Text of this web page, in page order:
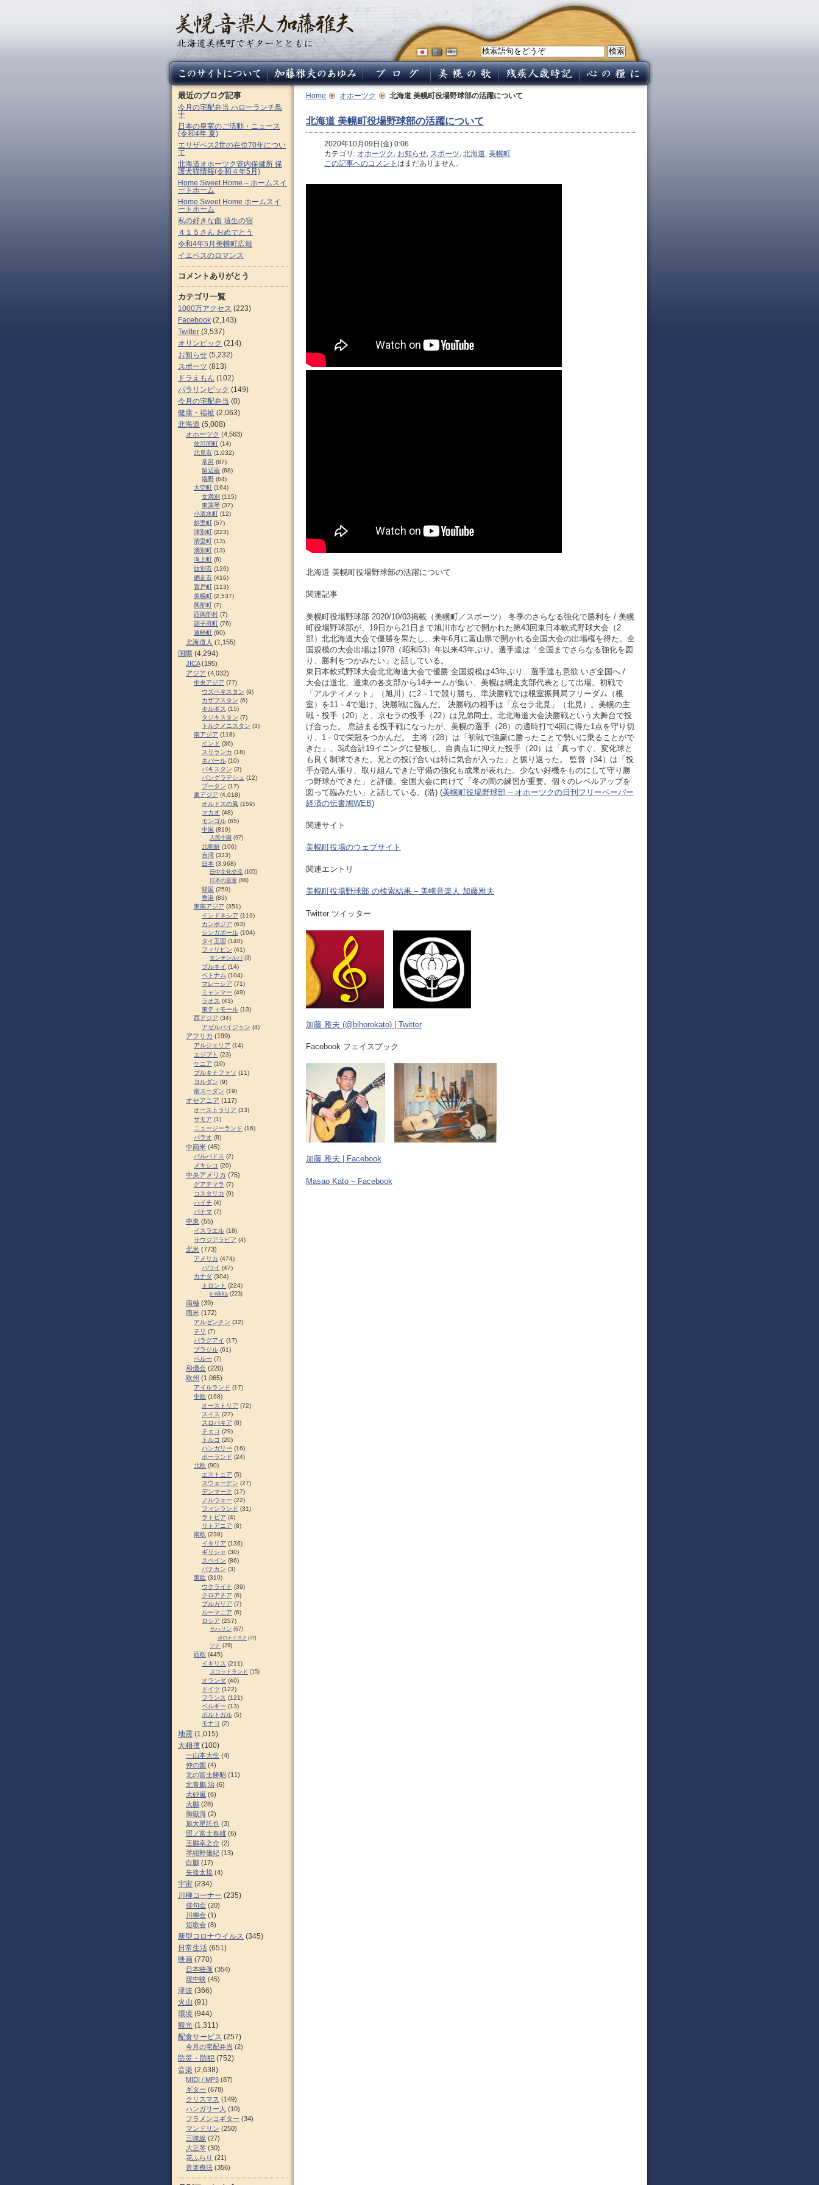
Home オホーツク 北海道 美幌町役場野球部の活躍について
北海道 美幌町役場野球部の活躍について
2020年10月09日(金) 0:06
カテゴリ: オホーツク , お知らせ, スポーツ, 北海道, 美幌町
この記事へのコメント はまだありません。
北海道 美幌町役場野球部の活躍について
関連記事
美幌町役場野球部 2020/10/03掲載（美幌町／スポーツ） 冬季のさらなる強化で勝利を / 美幌
町役場野球部が、19日から21日まで旭川市などで開かれた第43回東日本軟式野球大会（2
部）北北海道大会で優勝を果たし、来年6月に富山県で開かれる全国大会の出場権を得た。全
国規模の大会出場は1978（昭和53）年以来43年ぶり。選手達は「全国までさらなる強化を図
り、勝利をつかみたい」と話している。
東日本軟式野球大会北北海道大会で優勝 全国規模は43年ぶり…選手達も意欲 いざ全国へ /
大会は道北、道東の各支部から14チームが集い、美幌は網走支部代表として出場。初戦で
「アルティメット」（旭川）に2－1で競り勝ち、準決勝戦では根室振興局フリーダム（根
室）を11－4で退け、決勝戦に臨んだ。 決勝戦の相手は「京セラ北見」（北見）。美幌の主
戦・投手（20）と、京セラの投手（22）は兄弟同士。北北海道大会決勝戦という大舞台で投
げ合った。 息詰まる投手戦になったが、美幌の選手（28）の適時打で4回に得た1点を守り切
り、1－0で栄冠をつかんだ。 主将（28）は「初戦で強豪に勝ったことで勢いに乗ることがで
きた」、3試合計19イニングに登板し、自責点1に抑えた投手（20）は「真っすぐ、変化球と
も良く制球できた。兄との投げ合いは特に気合が入った」と振り返った。 監督（34）は「投
手が踏ん張り、取り組んできた守備の強化も成果が表れた。少ない好機をものにして守り勝
つ野球ができた」と評価。全国大会に向けて「冬の間の練習が重要。個々のレベルアップを
図って臨みたい」と話している。(浩) (美幌町役場野球部 – オホーツクの日刊フリーペーパー
経済の伝書鳩WEB)
関連サイト
美幌町役場のウェブサイト
関連エントリ
美幌町役場野球部 の検索結果 – 美幌音楽人 加藤雅夫
Twitter ツイッター
加藤 雅夫 (@bihorokato) | Twitter
Facebook フェイスブック
加藤 雅夫 | Facebook
Masao Kato – Facebook
最近のブログ記事
今月の宅配弁当 ハローランチ鳥
十
日本の皇室のご活動・ニュース
(令和4年 夏)
エリザベス2世の在位70年につい
て
北海道オホーツク管内保健所 保
護犬猫情報(令和４年5月)
Home Sweet Home – ホームスイ
ートホーム
Home Sweet Home ホームスイ
ートホーム
私の好きな曲 埴生の宿
４１５さん おめでとう
令和4年5月美幌町広報
イエペスのロマンス
コメントありがとう
カテゴリ一覧
1000万アクセス (223)
Facebook (2,143)
Twitter (3,537)
オリンピック (214)
お知らせ (5,232)
スポーツ (813)
ドラえもん (102)
パラリンピック (149)
今月の宅配弁当 (0)
健康・福祉 (2,063)
北海道 (5,008)
オホーツク (4,563)
佐呂間町 (14)
北見市 (1,032)
常呂 (87)
留辺蘂 (68)
端野 (64)
大空町 (164)
女満別 (115)
東藻琴 (37)
小清水町 (12)
斜里町 (57)
津別町 (223)
清里町 (13)
湧別町 (13)
滝上町 (6)
紋別市 (126)
網走市 (416)
置戸町 (113)
美幌町 (2,537)
興部町 (7)
西興部村 (7)
訓子府町 (76)
遠軽町 (60)
北海道人 (1,155)
国際 (4,294)
JICA(195)
アジア (4,032)
中央アジア (77)
ウズベキスタン (9)
カザフスタン (6)
キルギス (15)
タジキスタン (7)
トルクメニスタン (3)
南アジア (118)
インド (36)
スリランカ (18)
ネパール (10)
パキスタン (2)
バングラデシュ (12)
ブータン (17)
東アジア (4,018)
オルドスの風 (159)
マカオ (48)
モンゴル (65)
中国 (819)
人民中国 (97)
北朝鮮 (106)
台湾 (333)
日本 (3,968)
日中文化交流 (105)
日本の皇室 (88)
韓国 (250)
香港 (83)
東南アジア (351)
インドネシア (119)
カンボジア (63)
シンガポール (104)
タイ王国 (140)
フィリピン (41)
モンテンルパ (3)
ブルネイ (14)
ベトナム (104)
マレーシア (71)
ミャンマー (49)
ラオス (43)
東ティモール (13)
西アジア (34)
アゼルバイジャン (4)
アフリカ (199)
アルジェリア (14)
エジプト (23)
ケニア (10)
ブルキナファソ (11)
ヨルダン (9)
南スーダン (19)
オセアニア (117)
オーストラリア (33)
サモア (1)
ニュージーランド (16)
パラオ (8)
中南米 (45)
バルバドス (2)
メキシコ (20)
中央アメリカ (75)
グアテマラ (7)
コスタリカ (9)
ハイチ (4)
パナマ (7)
中東 (55)
イスラエル (18)
サウジアラビア (4)
北米 (773)
アメリカ (474)
ハワイ (47)
カナダ (304)
トロント (224)
e-nikka (223)
南極 (39)
南米 (172)
アルゼンチン (32)
チリ (7)
パラグアイ (17)
ブラジル (61)
ペルー (7)
和僑会 (220)
欧州 (1,065)
アイルランド (17)
中欧 (168)
オーストリア (72)
スイス (27)
スロパキア (8)
チェコ (29)
トルコ (20)
ハンガリー (16)
ポーランド (24)
北欧 (90)
エストニア (5)
スウェーデン (27)
デンマーク (17)
ノルウェー (22)
フィンランド (31)
ラトビア (4)
リトアニア (8)
南欧 (238)
イタリア (136)
ギリシャ (30)
スペイン (86)
バチカン (3)
東欧 (310)
ウクライナ (39)
クロアチア (6)
ブルガリア (7)
ルーマニア (6)
ロシア (257)
サハリン (67)
ポロナイスク (37)
ソチ (29)
西欧 (445)
イギリス (211)
スコットランド (15)
オランダ (40)
ドイツ (122)
フランス (121)
ベルギー (13)
ポルトガル (5)
モナコ (2)
地震 (1,015)
大相撲 (100)
一山本大生 (4)
仲の国 (4)
北の富士勝昭 (11)
北青鵬 治 (6)
大砂嵐 (6)
大鵬 (28)
御嶽海 (2)
旭大星託也 (3)
照ノ富士春雄 (6)
王鵬幸之介 (2)
琴紺野優紀 (13)
白鵬 (17)
矢後太規 (4)
宇宙 (234)
川柳コーナー (235)
俳句会 (20)
川柳会 (1)
短歌会 (8)
新型コロナウイルス (345)
日常生活 (651)
映画 (770)
日本映画 (354)
現中映 (45)
津波 (366)
火山 (91)
環境 (944)
観光 (1,311)
配食サービス (257)
今月の宅配弁当 (2)
防災・防犯 (752)
音楽 (2,638)
MIDI / MP3 (87)
ギター (678)
クリスマス (149)
ハンガリー人 (10)
フラメンコギター (34)
マンドリン (250)
三味線 (27)
大正琴 (30)
花ふらり (21)
音楽療法 (356)